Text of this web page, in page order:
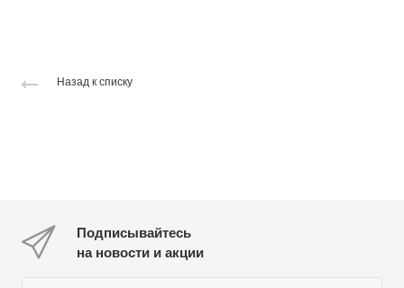
Назад к списку
Подписывайтесь
на новости и акции